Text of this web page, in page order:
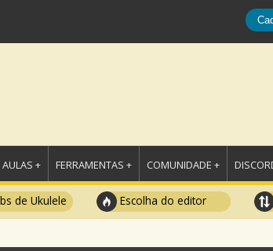
AULAS + FERRAMENTAS + COMUNIDADE +
de Ukulele Escolha do editor